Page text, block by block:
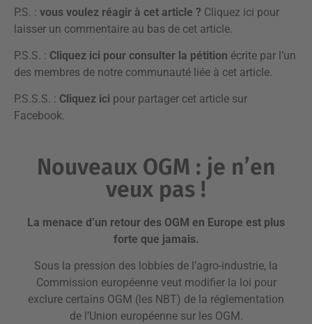
P.S. : vous voulez réagir à cet article ? Cliquez ici pour
laisser un commentaire au bas de cet article.
P.S.S. : Cliquez ici pour consulter la pétition écrite par l’un
des membres de notre communauté liée à cet article.
P.S.S.S. : Cliquez ici pour partager cet article sur
Facebook.
Nouveaux OGM : je n’en
veux pas !
La menace d’un retour des OGM en Europe est plus
forte que jamais.
Sous la pression des lobbies de l’agro-industrie, la
Commission européenne veut modifier la loi pour
exclure certains OGM (les NBT) de la réglementation
de l’Union européenne sur les OGM.